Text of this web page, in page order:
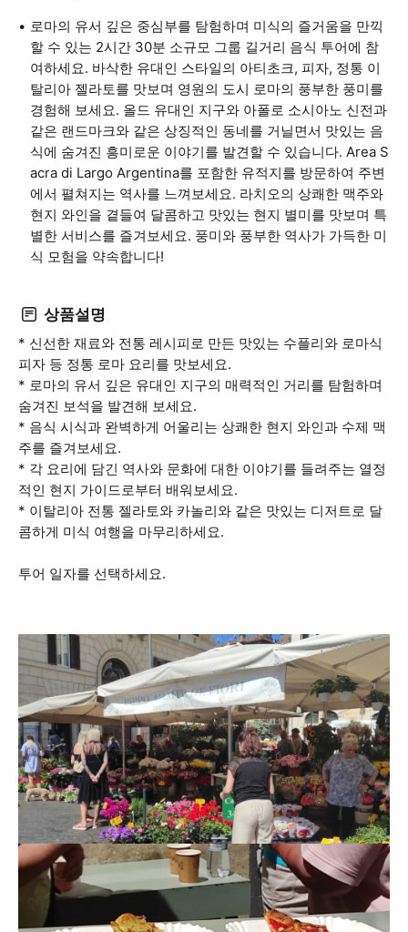
로마의 유서 깊은 중심부를 탐험하며 미식의 즐거움을 만끽
할 수 있는 2시간 30분 소규모 그룹 길거리 음식 투어에 참
여하세요. 바삭한 유대인 스타일의 아티초크, 피자, 정통 이
탈리아 젤라토를 맛보며 영원의 도시 로마의 풍부한 풍미를
경험해 보세요. 올드 유대인 지구와 아폴로 소시아노 신전과
같은 랜드마크와 같은 상징적인 동네를 거닐면서 맛있는 음
식에 숨겨진 흥미로운 이야기를 발견할 수 있습니다. Area S
acra di Largo Argentina를 포함한 유적지를 방문하여 주변
에서 펼쳐지는 역사를 느껴보세요. 라치오의 상쾌한 맥주와
현지 와인을 곁들여 달콤하고 맛있는 현지 별미를 맛보며 특
별한 서비스를 즐겨보세요. 풍미와 풍부한 역사가 가득한 미
식 모험을 약속합니다!
상품설명
* 신선한 재료와 전통 레시피로 만든 맛있는 수플리와 로마식
피자 등 정통 로마 요리를 맛보세요.
* 로마의 유서 깊은 유대인 지구의 매력적인 거리를 탐험하며
숨겨진 보석을 발견해 보세요.
* 음식 시식과 완벽하게 어울리는 상쾌한 현지 와인과 수제 맥
주를 즐겨보세요.
* 각 요리에 담긴 역사와 문화에 대한 이야기를 들려주는 열정
적인 현지 가이드로부터 배워보세요.
* 이탈리아 전통 젤라토와 카놀리와 같은 맛있는 디저트로 달
콤하게 미식 여행을 마무리하세요.
투어 일자를 선택하세요.